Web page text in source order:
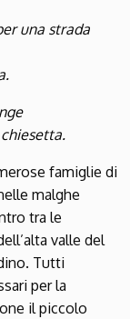
una strada
famiglie di
malghe
tra le
valle del
Tutti
per la
il piccolo